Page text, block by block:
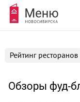
Рейтинг ресторанов
Обзоры фуд-